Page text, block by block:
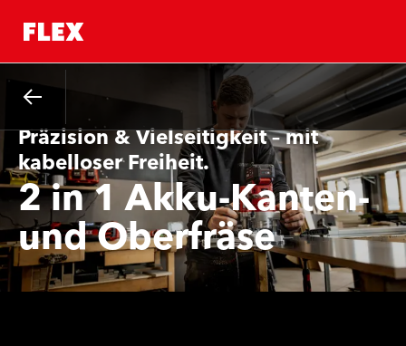
Präzision & Vielseitigkeit – mit
kabelloser Freiheit.
2 in 1 Akku-Kanten-
und Oberfräse